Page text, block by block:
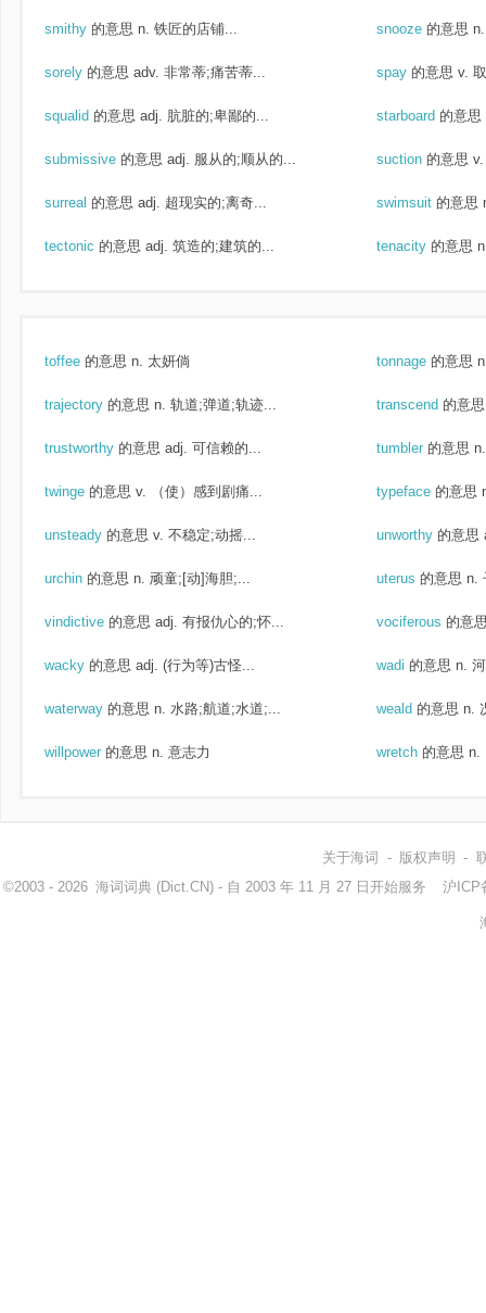
smithy 的意思 n. 铁匠的店铺... snooze 的意思
sorely 的意思 adv. 非常蒂;痛苦蒂... spay 的意思 v.
squalid 的意思 adj. 肮脏的;卑鄙的... starboard 的意思
submissive 的意思 adj. 服从的;顺从的... suction 的意思
surreal 的意思 adj. 超现实的;离奇... swimsuit 的意思
tectonic 的意思 adj. 筑造的;建筑的... tenacity 的意思
toffee 的意思 n. 太妍倘 tonnage 的意思
trajectory 的意思 n. 轨道;弹道;轨迹... transcend 的意思
trustworthy 的意思 adj. 可信赖的... tumbler 的意思
twinge 的意思 v. （使）感到剧痛... typeface 的意思
unsteady 的意思 v. 不稳定;动摇... unworthy 的意思
urchin 的意思 n. 顽童;[动]海胆;... uterus 的意思 n.
vindictive 的意思 adj. 有报仇心的;怀... vociferous 的意
wacky 的意思 adj. (行为等)古怪... wadi 的意思 n.
waterway 的意思 n. 水路;航道;水道;... weald 的意思 n.
willpower 的意思 n. 意志力 wretch 的意思 n.
关于海词 - 版权声明 -
©2003 - 2026 海词词典 (Dict.CN) - 自 2003 年 11 月 27 日开始服务 沪ICP